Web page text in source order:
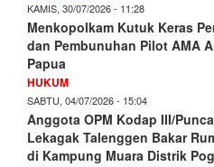
KAMIS, 30/07/2026 - 11:28
Menkopolkam Kutuk Keras
dan Pembunuhan Pilot AMA
Papua
HUKUM
SABTU, 04/07/2026 - 15:04
Anggota OPM Kodap III/
Lekagak Talenggen Bakar
di Kampung Muara Distrik